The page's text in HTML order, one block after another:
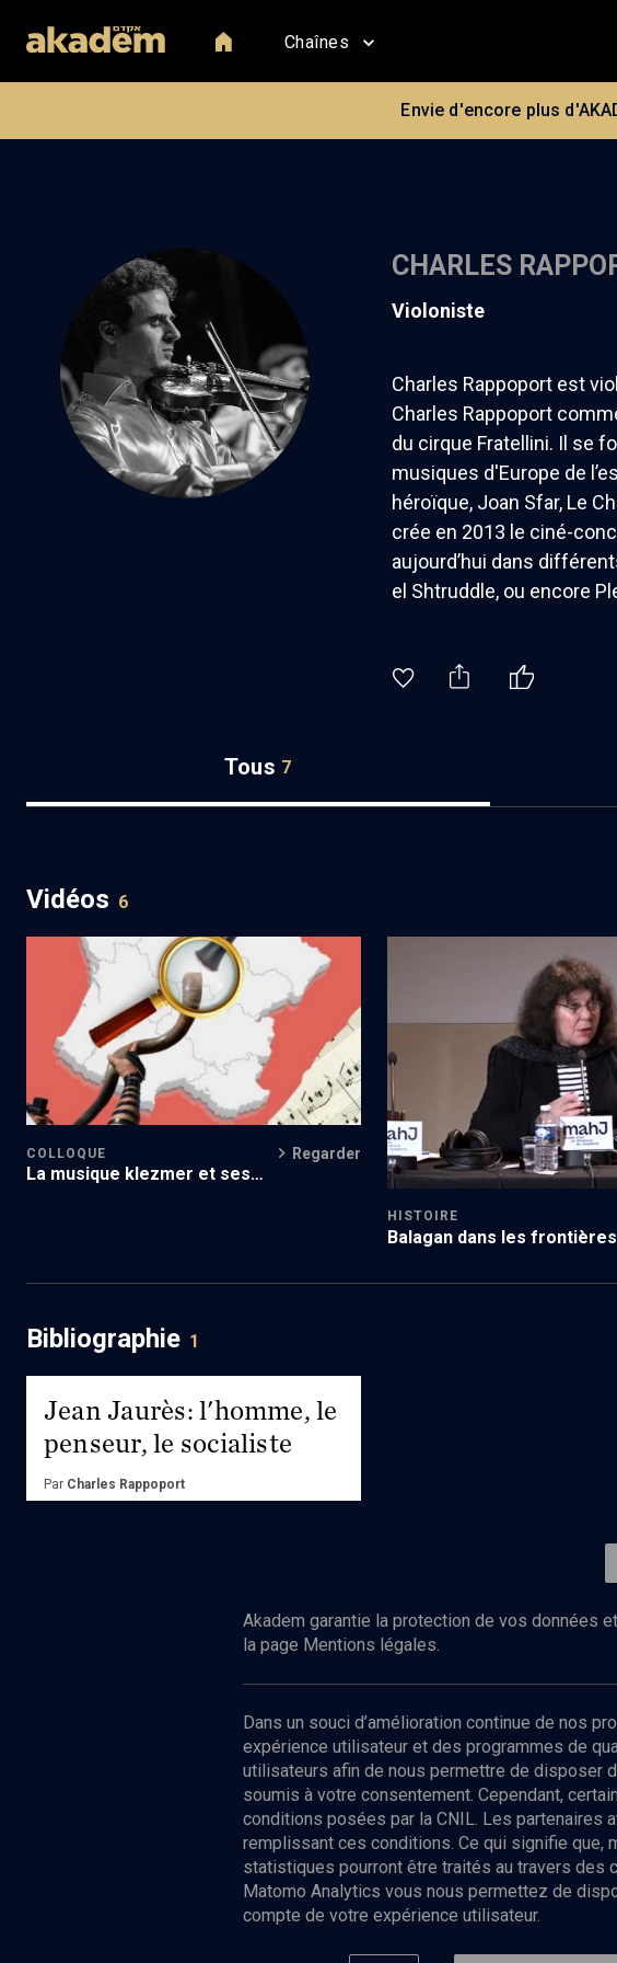
Chaînes
Envie d'encore plus
CHARLES
violoniste
Charles Rappoport est
Charles Rappoport
du cirque Fratellini. Il se
musiques d'Europe de
héroïque, Joan Sfar, Le
crée en 2013 le ciné-
aujourd’hui dans
el Shtruddle, ou encore
Tous 7
Vidéos 6
Les musiques ashkénazes en France au
concert ou à la synagogue (3/6)
COLLOQUE Regarder
La musique klezmer et ses
Troisième génération après la
HISTOIRE
Balagan dans les frontières
Bibliographie 1
Jean Jaurès: l'homme, le
penseur, le socialiste
Par Charles Rappoport
Abonnez-
Nos Chaines
Akadem garantie la protection de vos données
la page Mentions légales.
Dans un souci d’amélioration continue de nos
expérience utilisateur et des programmes de
utilisateurs afin de nous permettre de disposer
soumis à votre consentement. Cependant,
conditions posées par la CNIL. Les partenaires
remplissant ces conditions. Ce qui signifie que,
statistiques pourront être traités au travers des
Matomo Analytics vous nous permettez de
compte de votre expérience utilisateur.